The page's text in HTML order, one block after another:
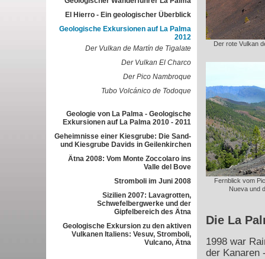
El Hierro - Ein geologischer Überblick
Geologische Exkursionen auf La Palma
2012
Der Vulkan de Martín de Tigalate
Der Vulkan El Charco
Der Pico Nambroque
Tubo Volcánico de Todoque
Geologie von La Palma - Geologische
Exkursionen auf La Palma 2010 - 2011
Geheimnisse einer Kiesgrube: Die Sand-
und Kiesgrube Davids in Geilenkirchen
Ätna 2008: Vom Monte Zoccolaro ins
Valle del Bove
Stromboli im Juni 2008
Sizilien 2007: Lavagrotten,
Schwefelbergwerke und der
Gipfelbereich des Ätna
Geologische Exkursion zu den aktiven
Vulkanen Italiens: Vesuv, Stromboli,
Vulcano, Ätna
Der rote Vulkan
Fernblick vom
Nueva und
Die La
1998 war
der Kanaren